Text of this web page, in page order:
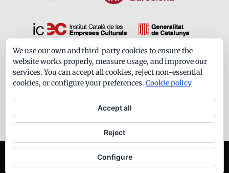
Formem part de:
Ateneu Santfeliuenc - Tots els drets reservats -
Avís legal-Política de privacitat
We use our own and third-party cookies to ensure the
website works properly, measure usage, and improve our
services. You can accept all cookies, reject non-essential
cookies, or configure your preferences. Cookie policy
Accept all
Reject
Configure